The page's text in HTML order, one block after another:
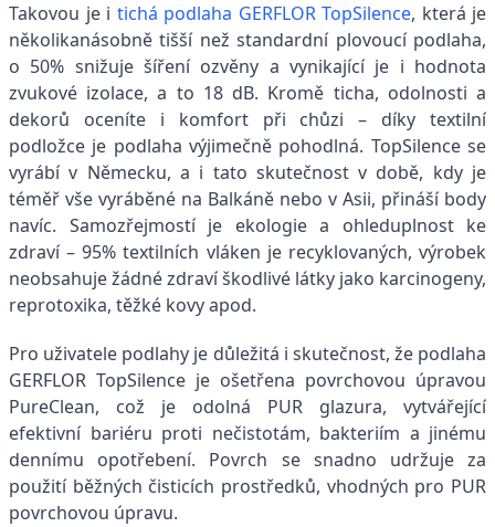
Takovou je i tichá podlaha GERFLOR TopSilence, která je
několikanásobně tišší než standardní plovoucí podlaha,
o 50% snižuje šíření ozvěny a vynikající je i hodnota
zvukové izolace, a to 18 dB. Kromě ticha, odolnosti a
dekorů oceníte i komfort při chůzi – díky textilní
podložce je podlaha výjimečně pohodlná. TopSilence se
vyrábí v Německu, a i tato skutečnost v době, kdy je
téměř vše vyráběné na Balkáně nebo v Asii, přináší body
navíc. Samozřejmostí je ekologie a ohleduplnost ke
zdraví – 95% textilních vláken je recyklovaných, výrobek
neobsahuje žádné zdraví škodlivé látky jako karcinogeny,
reprotoxika, těžké kovy apod.
Pro uživatele podlahy je důležitá i skutečnost, že podlaha
GERFLOR TopSilence je ošetřena povrchovou úpravou
PureClean, což je odolná PUR glazura, vytvářející
efektivní bariéru proti nečistotám, bakteriím a jinému
dennímu opotřebení. Povrch se snadno udržuje za
použití běžných čisticích prostředků, vhodných pro PUR
povrchovou úpravu.